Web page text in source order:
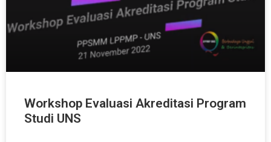
Workshop Evaluasi Akreditasi Program
Studi UNS